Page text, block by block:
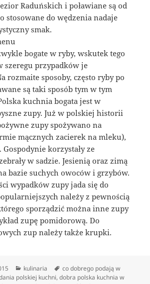
Raduńskich i poławiane są od
stosowane do wędzenia nadaje
smak.
bogate w ryby, wskutek tego
szeregu przypadków je
rozmaite sposoby, często ryby po
są taki sposób tym w tym
kuchnia bogata jest w
zupy. Już w polskiej historii
zupy spożywano na
mącznych zacierek na mleku),
korzystały ze
w sadzie. Jesienią oraz zimą
bazie suchych owoców i grzybów.
wypadków zupy jada się do
należy z pewnością
sporządzić można inne zupy
zupę pomidorową. Do
zup należy także krupki.
Kategorie
kulinaria Tagi
co dobrego podają w
polskiej kuchni,dobra polska kuchnia w